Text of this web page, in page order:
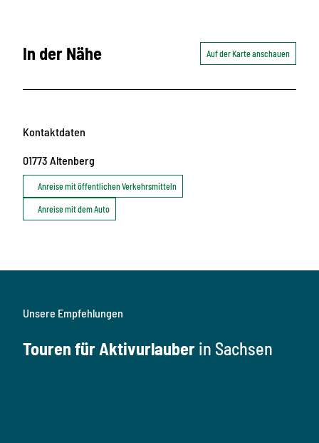
In der Nähe Auf der Karte anschauen
Kontaktdaten
01773 Altenberg
Anreise mit öffentlichen Verkehrsmitteln
Anreise mit dem Auto
Unsere Empfehlungen
Touren für Aktivurlauber in Sachsen